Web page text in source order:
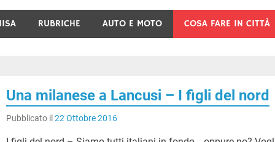
RUBRICHE AUTO E MOTO COSA FARE IN CITTÀ
Una milanese a Lancusi – I figli del nord
Pubblicato il22 Ottobre 2016